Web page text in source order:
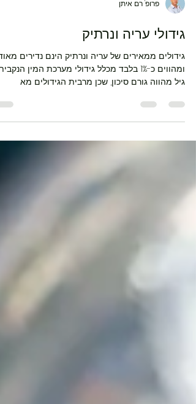
פרופ' רם איתן
גידולי עריה ונרתיק
ומהווים כ-1% בלבד מכלל גידולי מערכת המין
גיל מהווה גורם סיכון, שכן מרבית הגידולים מא